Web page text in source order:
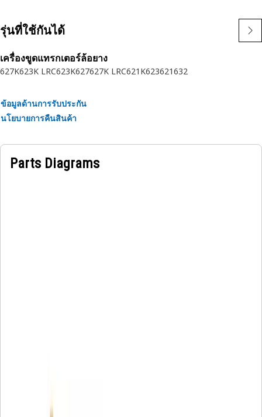
weather, and abrasion resistant synthetic
รุ่นที่ใช้กันได้
เครื่องขูดแทรกเตอร์ล้อยาง
627K623K LRC623K627627K LRC621K623621632
ข้อมูลด้านการรับประกัน
นโยบายการคืนสินค้า
Parts Diagrams